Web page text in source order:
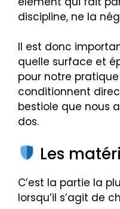
discipline, ne la
Il est donc
quelle surface et
pour notre
conditionnent
bestiole que nous
dos.
Les
C’est la partie la
lorsqu’il s’agit de